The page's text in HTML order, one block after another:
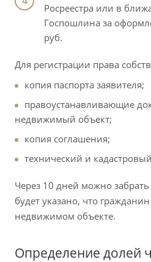
Росреестра или в
Госпошлина за
руб.
Для регистрации права
копия паспорта заявителя;
правоустанавливающие
недвижимый объект;
копия соглашения;
технический и
Через 10 дней можно
будет указано, что
недвижимом объекте.
Определение долей